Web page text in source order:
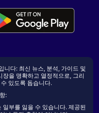
니다: 최신 뉴스, 분석, 가이드 및
을 명확하고 열정적으로, 그리
있도록 돕습니다.
:
부를 잃을 수 있습니다. 제공된